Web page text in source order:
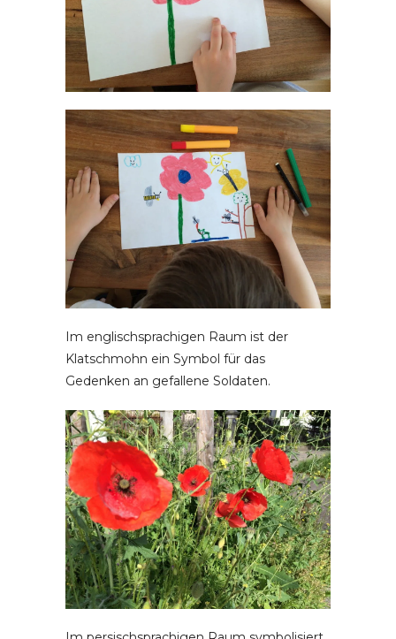
Im englischsprachigen Raum ist der
Klatschmohn ein Symbol für das
Gedenken an gefallene Soldaten.